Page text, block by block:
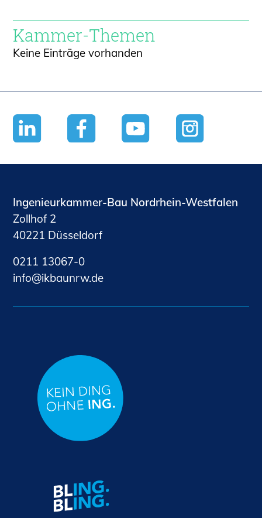
Kammer-Themen
Keine Einträge vorhanden
Ingenieurkammer-Bau Nordrhein-Westfalen
Zollhof 2
40221 Düsseldorf
0211 13067-0
nf
kb nrwd